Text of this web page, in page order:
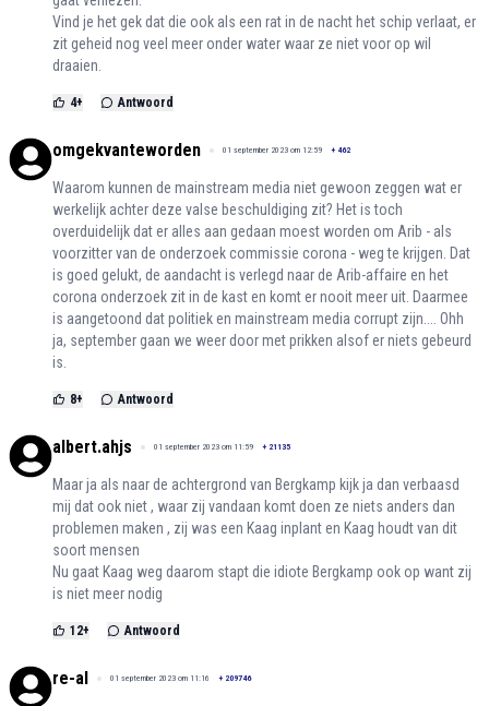
Vind je het gek dat die ook als een rat in de nacht het schip verlaat, er
zit geheid nog veel meer onder water waar ze niet voor op wil
draaien.
4+ Antwoord
omgekvanteworden 01 september 2023 om 12:59 + 462
Waarom kunnen de mainstream media niet gewoon zeggen wat er
werkelijk achter deze valse beschuldiging zit? Het is toch
overduidelijk dat er alles aan gedaan moest worden om Arib - als
voorzitter van de onderzoek commissie corona - weg te krijgen. Dat
is goed gelukt, de aandacht is verlegd naar de Arib-affaire en het
corona onderzoek zit in de kast en komt er nooit meer uit. Daarmee
is aangetoond dat politiek en mainstream media corrupt zijn.... Ohh
ja, september gaan we weer door met prikken alsof er niets gebeurd
is.
8+ Antwoord
albert.ahjs 01 september 2023 om 11:59 + 21135
Maar ja als naar de achtergrond van Bergkamp kijk ja dan verbaasd
mij dat ook niet , waar zij vandaan komt doen ze niets anders dan
problemen maken , zij was een Kaag inplant en Kaag houdt van dit
soort mensen
Nu gaat Kaag weg daarom stapt die idiote Bergkamp ook op want zij
is niet meer nodig
12+ Antwoord
re-al 01 september 2023 om 11:16 + 209746